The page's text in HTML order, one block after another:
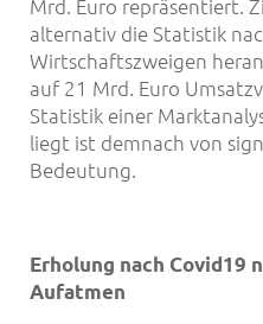
Mrd. Euro repräsentiert.
alternativ die Statistik
Wirtschaftszweigen
auf 21 Mrd. Euro
Statistik einer
liegt ist demnach von
Bedeutung.
Erholung nach Covid19
Aufatmen